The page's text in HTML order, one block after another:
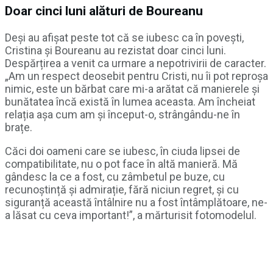
Doar cinci luni alături de Boureanu
Deși au afișat peste tot că se iubesc ca în povești,
Cristina și Boureanu au rezistat doar cinci luni.
Despărțirea a venit ca urmare a nepotrivirii de caracter.
„Am un respect deosebit pentru Cristi, nu îi pot reproșa
nimic, este un bărbat care mi-a arătat că manierele și
bunătatea încă există în lumea aceasta. Am încheiat
relația așa cum am și început-o, strângându-ne în
brațe.
Căci doi oameni care se iubesc, în ciuda lipsei de
compatibilitate, nu o pot face în altă manieră. Mă
gândesc la ce a fost, cu zâmbetul pe buze, cu
recunoștință și admirație, fără niciun regret, și cu
siguranță această întâlnire nu a fost întâmplătoare, ne-
a lăsat cu ceva important!”, a mărturisit fotomodelul.